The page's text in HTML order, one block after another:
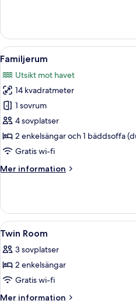
Room
Öppna
alla
foton
för
Familjerum
7
Familjerum
Utsikt mot havet
14 kvadratmeter
1 sovrum
4 sovplatser
2 enkelsängar och 1 bäddsoffa
Gratis wi-fi
Mer information
Mer
Öppna
alla
foton
för
Twin
Room
7
Twin Room
3 sovplatser
2 enkelsängar
Gratis wi-fi
Mer information
Mer